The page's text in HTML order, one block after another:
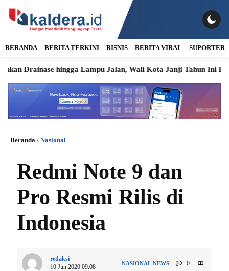
BERANDA BERITA TERKINI BISNIS BERITA VIRAL SUPORTER
hingga Lampu Jalan, Wali Kota Janji Tahun Ini Diperbaiki
Beranda / Nasional
Redmi Note 9 dan
Pro Resmi Rilis di
Indonesia
redaksi
10 Jun 2020 09:08
NASIONAL NEWS 0